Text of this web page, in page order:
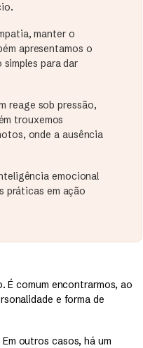
manter o
apresentamos o
para dar
reage sob pressão,
trouxemos
onde a ausência
emocional
práticas em ação
É comum encontrarmos, ao
e forma de
outros casos, há um